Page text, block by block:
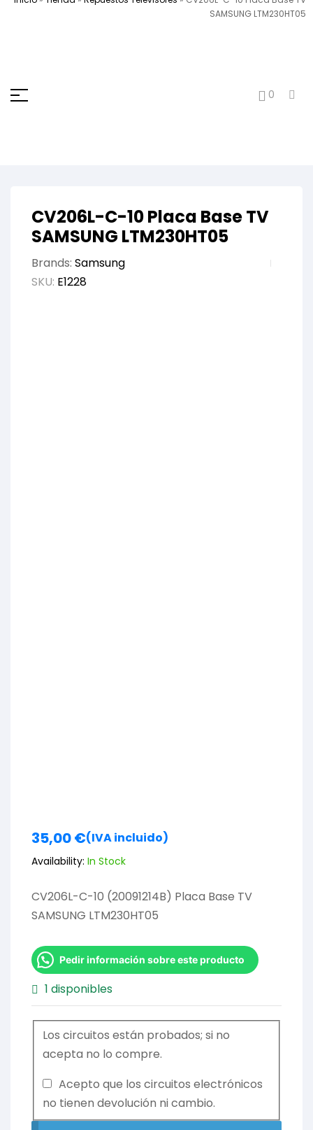
SAMSUNG LTM230HT05
0
CV206L-C-10 Placa Base TV
SAMSUNG LTM230HT05
Brands: Samsung
SKU: E1228
35,00€(IVA incluido)
Availability: In Stock
CV206L-C-10 (20091214B) Placa Base TV
SAMSUNG LTM230HT05
Pedir información sobre este producto
1 disponibles
Los circuitos están probados; si no
acepta no lo compre.
Acepto que los circuitos electrónicos
no tienen devolución ni cambio.